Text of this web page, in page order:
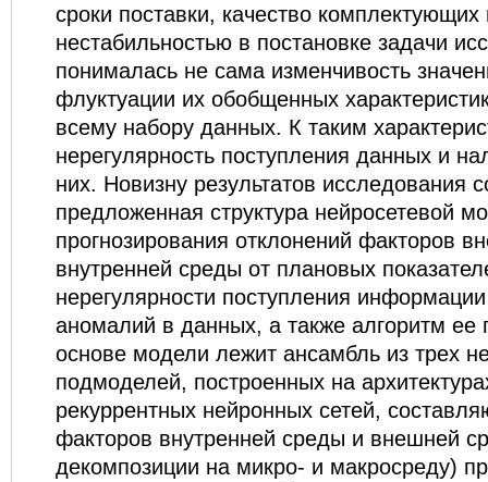
сроки поставки, качество
нестабильностью в постановке задачи
понималась не сама изменчивость
флуктуации их обобщенных
всему набору данных. К таким
нерегулярность поступления данных и
них. Новизну результатов исследования
предложенная структура нейросетевой
прогнозирования отклонений факторов
внутренней среды от плановых
нерегулярности поступления
аномалий в данных, а также алгоритм ее
основе модели лежит ансамбль из трех
подмоделей, построенных на
рекуррентных нейронных сетей,
факторов внутренней среды и внешней
декомпозиции на микро- и макросреду)